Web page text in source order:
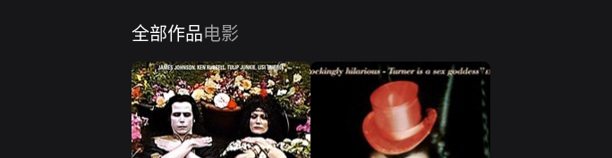
全部作品电影